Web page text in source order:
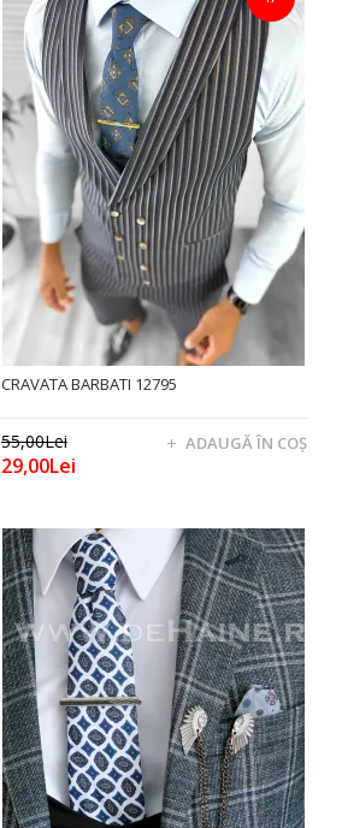
CRAVATA BARBATI 12795
55,00Lei
29,00Lei
ADAUGĂ ÎN COŞ